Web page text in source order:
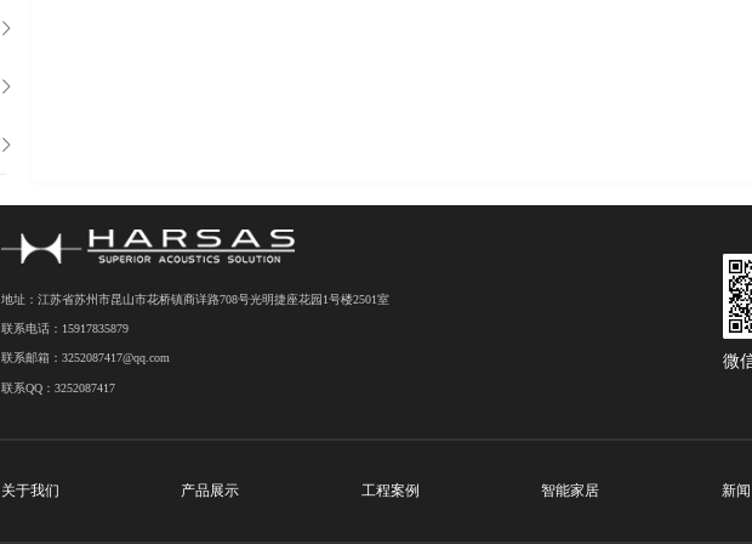
地址：江苏省苏州市昆山市花桥镇商详路708号光明捷座花园1号楼2501室
联系电话：15917835879
联系邮箱：3252087417@qq.com
联系QQ：3252087417
微
关于我们 产品展示 工程案例 智能家居 新